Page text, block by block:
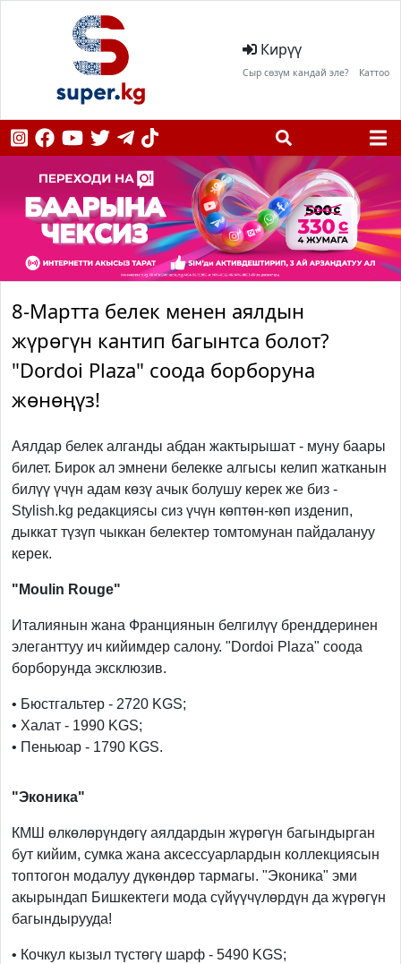
Кирүү
Сыр сөзүм кандай эле? Каттоо
8-Мартта белек менен аялдын
жүрөгүн кантип багынтса болот?
"Dordoi Plaza" соода борборуна
жөнөңүз!
Аялдар белек алганды абдан жактырышат - муну баары
билет. Бирок ал эмнени белекке алгысы келип жатканын
билүү үчүн адам көзү ачык болушу керек же биз -
Stylish.kg редакциясы сиз үчүн көптөн-көп изденип,
дыккат түзүп чыккан белектер томтомунан пайдалануу
керек.
"Moulin Rouge"
Италиянын жана Франциянын белгилүү бренддеринен
элеганттуу ич кийимдер салону. "Dordoi Plaza" соода
борборунда эксклюзив.
• Бюстгальтер - 2720 KGS;
• Халат - 1990 KGS;
• Пеньюар - 1790 KGS.
"Эконика"
КМШ өлкөлөрүндөгү аялдардын жүрөгүн багындырган
бут кийим, сумка жана аксессуарлардын коллекциясын
топтогон модалуу дүкөндөр тармагы. "Эконика" эми
акырындап Бишкектеги мода сүйүүчүлөрдүн да жүрөгүн
багындырууда!
• Кочкул кызыл түстөгү шарф - 5490 KGS;